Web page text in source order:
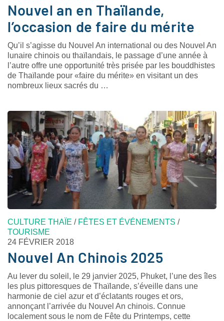
Nouvel an en Thaïlande,
l’occasion de faire du mérite
Qu’il s’agisse du Nouvel An international ou des Nouvel An
lunaire chinois ou thaïlandais, le passage d’une année à
l’autre offre une opportunité très prisée par les bouddhistes
de Thaïlande pour «faire du mérite» en visitant un des
nombreux lieux sacrés du …
CULTURE THAÏE / FÊTES ET ÉVÉNEMENTS /
TOURISME
24 FÉVRIER 2018
Nouvel An Chinois 2025
Au lever du soleil, le 29 janvier 2025, Phuket, l’une des îles
les plus pittoresques de Thaïlande, s’éveille dans une
harmonie de ciel azur et d’éclatants rouges et ors,
annonçant l’arrivée du Nouvel An chinois. Connue
localement sous le nom de Fête du Printemps, cette